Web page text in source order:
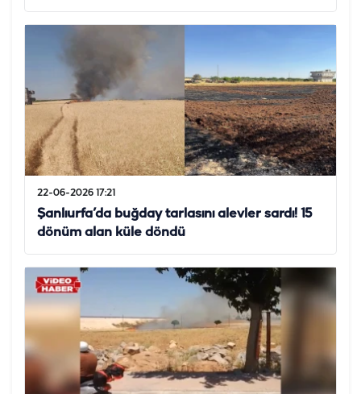
22-06-2026 17:21
Şanlıurfa’da buğday tarlasını alevler sardı! 15
dönüm alan küle döndü